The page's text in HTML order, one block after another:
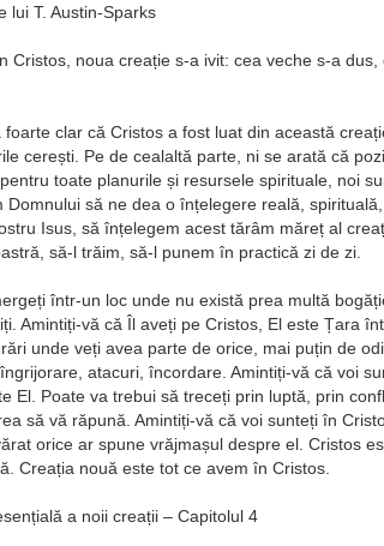
lui T. Austin-Sparks
Cristos, noua creație s-a ivit: cea veche s-a
clar că Cristos a fost luat din această
cerești. Pe de cealaltă parte, ni se arată că
toate planurile și resursele spirituale, noi
Domnului să ne dea o înțelegere reală,
Isus, să înțelegem acest tărâm măreț al
să-l trăim, să-l punem în practică zi de zi.
într-un loc unde nu există prea multă
Amintiți-vă că Îl aveți pe Cristos, El este Țara
unde veți avea parte de orice, mai puțin de
atacuri, încordare. Amintiți-vă că voi
El. Poate va trebui să treceți prin luptă, prin
să vă răpună. Amintiți-vă că voi sunteți în
orice ar spune vrăjmașul despre el. Cristos
Creația nouă este tot ce avem în Cristos.
a noii creații – Capitolul 4